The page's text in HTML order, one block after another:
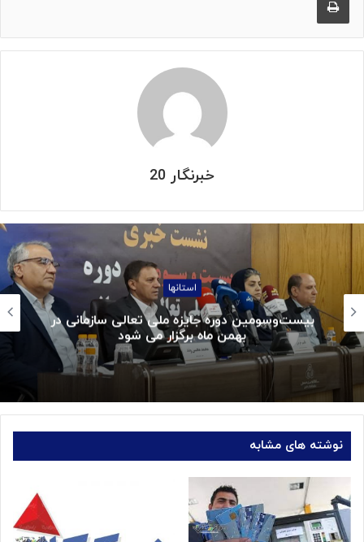
خبرنگار 20
استانها
بیست‌وسومین دوره جایزه ملی تعالی سازمانی در
بهمن ماه برگزار می شود
نوشته های مشابه